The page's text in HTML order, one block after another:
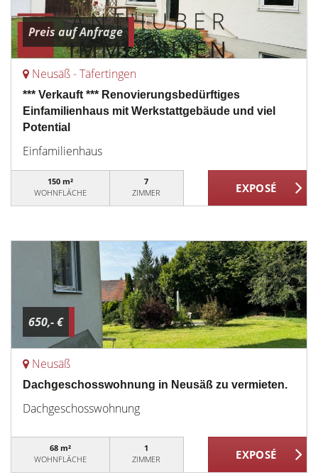
Preis auf Anfrage
Neusäß - Täfertingen
*** Verkauft *** Renovierungsbedürftiges
Einfamilienhaus mit Werkstattgebäude und viel
Potential
Einfamilienhaus
150 m²
WOHNFLÄCHE
7
ZIMMER
650,- €
Neusäß
Dachgeschosswohnung in Neusäß zu vermieten.
Dachgeschosswohnung
68 m²
WOHNFLÄCHE
1
ZIMMER